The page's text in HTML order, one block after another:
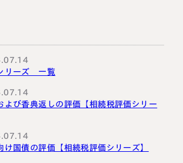
税
リーズ 一覧
よび香典返しの評価【相続税評価シリー
け国債の評価【相続税評価シリーズ】